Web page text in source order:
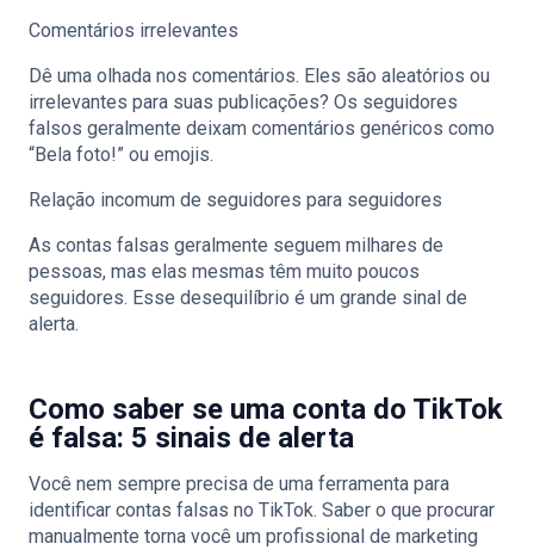
Comentários irrelevantes
Dê uma olhada nos comentários. Eles são aleatórios ou
irrelevantes para suas publicações? Os seguidores
falsos geralmente deixam comentários genéricos como
“Bela foto!” ou emojis.
Relação incomum de seguidores para seguidores
As contas falsas geralmente seguem milhares de
pessoas, mas elas mesmas têm muito poucos
seguidores. Esse desequilíbrio é um grande sinal de
alerta.
Como saber se uma conta do TikTok
é falsa: 5 sinais de alerta
Você nem sempre precisa de uma ferramenta para
identificar contas falsas no TikTok. Saber o que procurar
manualmente torna você um profissional de marketing